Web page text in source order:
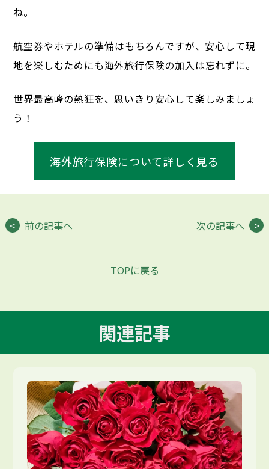
ね。
航空券やホテルの準備はもちろんですが、安心して現
地を楽しむためにも海外旅行保険の加入は忘れずに。
世界最高峰の熱狂を、思いきり安心して楽しみましょ
う！
海外旅行保険について詳しく見る
前の記事へ 次の記事へ
TOPに戻る
関連記事